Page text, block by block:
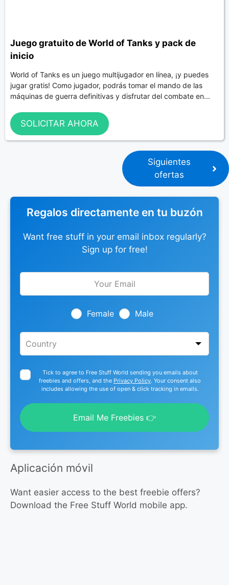
Juego gratuito de World of Tanks y pack de
inicio
World of Tanks es un juego multijugador en línea, ¡y puedes
jugar gratis! Como jugador, podrás tomar el mando de las
máquinas de guerra definitivas y disfrutar del combate en...
SOLICITAR AHORA
Siguientes
ofertas
Regalos directamente en tu buzón
Want free stuff in your email inbox regularly?
Sign up for free!
Leave
Female Male
Tick to agree to Free Stuff World sending you emails about
freebies and offers, and the Privacy Policy. Your consent also
includes allowing the use of open & click tracking in emails.
Email Me Freebies 👉
Aplicación móvil
Want easier access to the best freebie offers?
Download the Free Stuff World mobile app.